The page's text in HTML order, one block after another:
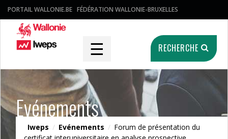
PORTAIL WALLONIE.BE FÉDÉRATION WALLONIE-BRUXELLES
☰ RECHERCHE
Evénements
Iweps / Evénements / Forum de présentation du